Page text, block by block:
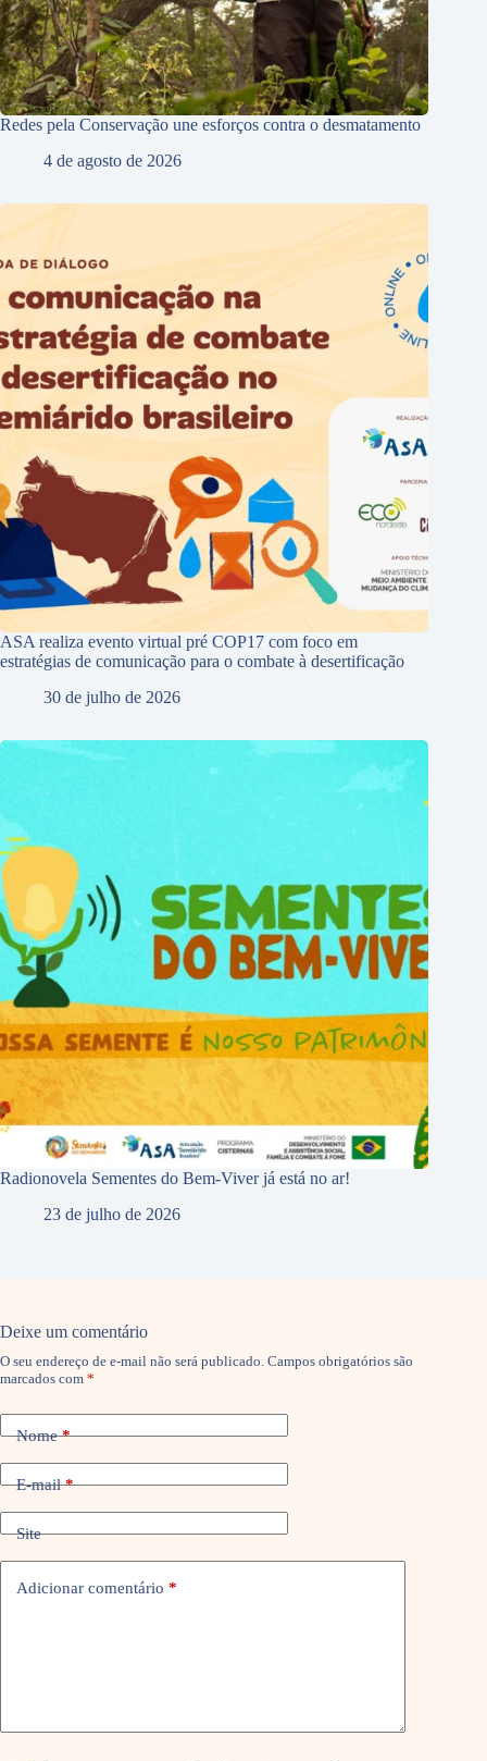
Redes pela Conservação une esforços contra o desmatamento
4 de agosto de 2026
ASA realiza evento virtual pré COP17 com foco em
estratégias de comunicação para o combate à desertificação
30 de julho de 2026
Radionovela Sementes do Bem-Viver já está no ar!
23 de julho de 2026
Deixe um comentário
O seu endereço de e-mail não será publicado. Campos obrigatórios são
marcados com *
Nome*
E-mail*
Site
Adicionar comentário *